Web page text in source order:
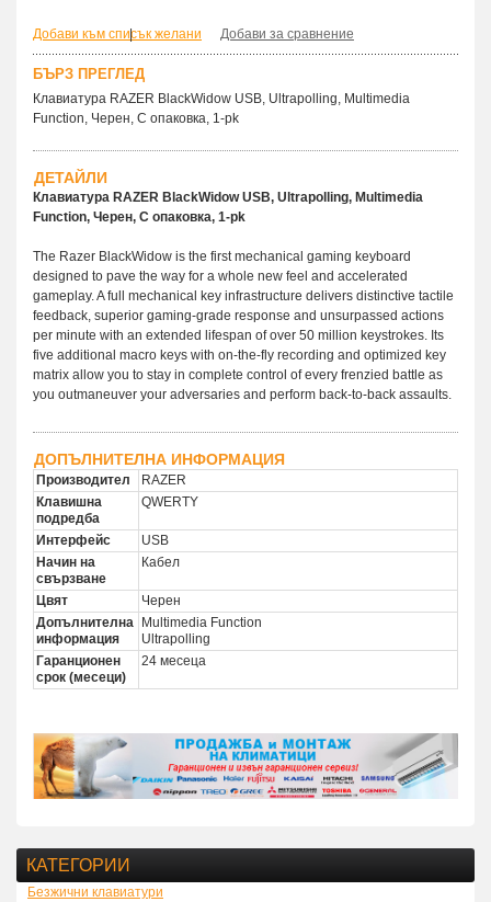
Добави към списък желани
| Добави за сравнение
БЪРЗ ПРЕГЛЕД
Клавиатура RAZER BlackWidow USB, Ultrapolling, Multimedia
Function, Черен, С опаковка, 1-pk
ДЕТАЙЛИ
Клавиатура RAZER BlackWidow USB, Ultrapolling, Multimedia
Function, Черен, С опаковка, 1-pk
The Razer BlackWidow is the first mechanical gaming keyboard
designed to pave the way for a whole new feel and accelerated
gameplay. A full mechanical key infrastructure delivers distinctive tactile
feedback, superior gaming-grade response and unsurpassed actions
per minute with an extended lifespan of over 50 million keystrokes. Its
five additional macro keys with on-the-fly recording and optimized key
matrix allow you to stay in complete control of every frenzied battle as
you outmaneuver your adversaries and perform back-to-back assaults.
ДОПЪЛНИТЕЛНА ИНФОРМАЦИЯ
Производител
RAZER
Клавишна
подредба
QWERTY
Интерфейс
USB
Начин на
свързване
Кабел
Цвят
Черен
Допълнителна
информация
Multimedia Function
Ultrapolling
Гаранционен
срок (месеци)
24 месеца
КАТЕГОРИИ
Безжични клавиатури